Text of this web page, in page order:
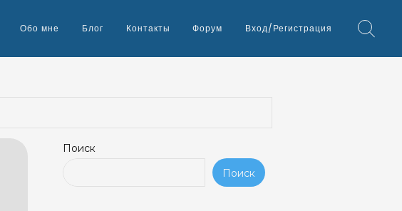
Обо мне Блог Контакты Форум Вход/Регистрация
Поиск
Поиск